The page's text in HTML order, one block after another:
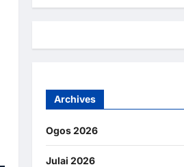
Archives
Ogos 2026
Julai 2026